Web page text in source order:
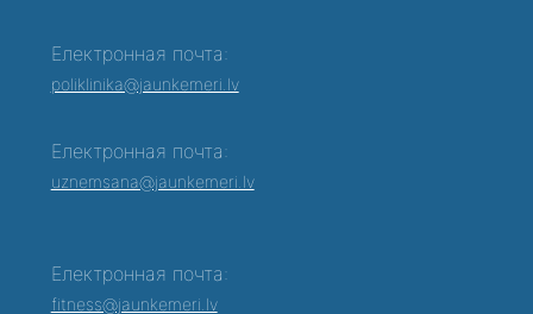
Електронная почта:
poliklinika@jaunkemeri.lv
Електронная почта:
uznemsana@jaunkemeri.lv
Електронная почта:
fitness@jaunkemeri.lv